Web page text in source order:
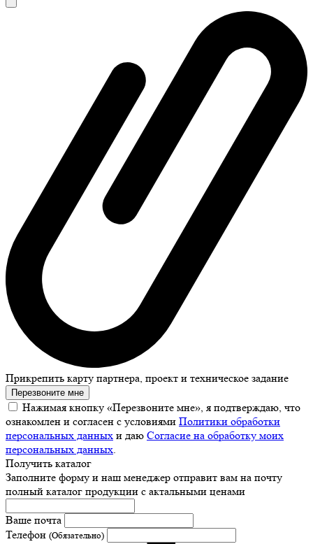
Прикрепить карту партнера, проект и техническое задание
Перезвоните мне
Нажимая кнопку «Перезвоните мне», я подтверждаю, что
ознакомлен и согласен с условиями Политики обработки
персональных данных и даю Согласие на обработку моих
персональных данных.
Получить каталог
Заполните форму и наш менеджер отправит вам на почту
полный каталог продукции с актальными ценами
Ваше почта
Телефон (Обязательно)